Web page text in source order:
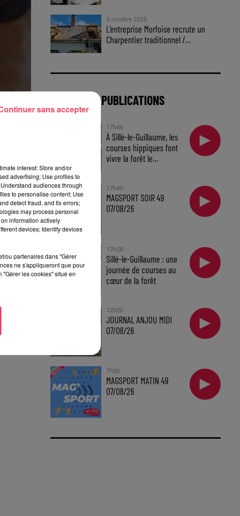
mixant
3 octobre 2025
L’entreprise Morfoise recrute un
Charpentier traditionnel /...
DERNIÈRES PUBLICATIONS
17h46
À Sillé-le-Guillaume, les
courses hippiques font
vivre la forêt le...
17h40
MAGSPORT SOIR 49
07/08/26
17h28
Sillé-le-Guillaume : une
journée de courses au
cœur de la forêt
12h20
JOURNAL ANJOU MIDI
07/08/26
7h30
MAGSPORT MATIN 49
07/08/26
interest: Store and/or
advertising; Use profiles to
audiences through
to personalise content; Use
detect fraud, and fix errors;
may process personal
information actively
devices; Identify devices
ou partenaires dans "Gérer
ne s'appliqueront que pour
"Gérer les cookies" situé en
sans accepter